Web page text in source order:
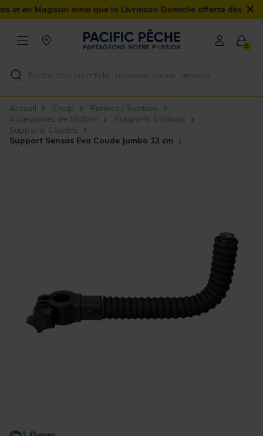
Magasin ainsi que la Livraison Domicile offerte dès 90€ ×
0
Accueil Coup
Paniers / Stations
Accessoires de Station
Supports Stations
Supports Coudés
Support Sensas Eva Coude Jumbo 12 cm